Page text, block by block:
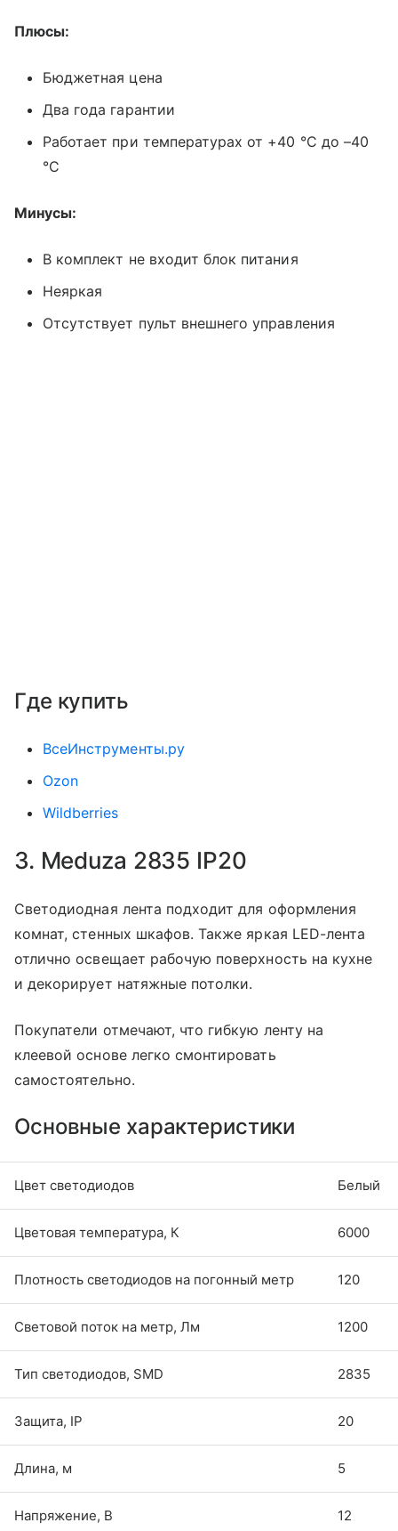
Плюсы:
Бюджетная цена
Два года гарантии
Работает при температурах от +40 °C до –40
°C
Минусы:
В комплект не входит блок питания
Неяркая
Отсутствует пульт внешнего управления
Где купить
ВсеИнструменты.ру
Ozon
Wildberries
3. Meduza 2835 IP20
Светодиодная лента подходит для оформления
комнат, стенных шкафов. Также яркая LED-лента
отлично освещает рабочую поверхность на кухне
и декорирует натяжные потолки.
Покупатели отмечают, что гибкую ленту на
клеевой основе легко смонтировать
самостоятельно.
Основные характеристики
Цвет светодиодов Белый
Цветовая температура, К 6000
Плотность светодиодов на погонный метр 120
Световой поток на метр, Лм 1200
Тип светодиодов, SMD 2835
Защита, IP 20
Длина, м 5
Напряжение, В 12